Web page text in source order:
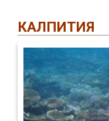
КАЛПИТИЯ